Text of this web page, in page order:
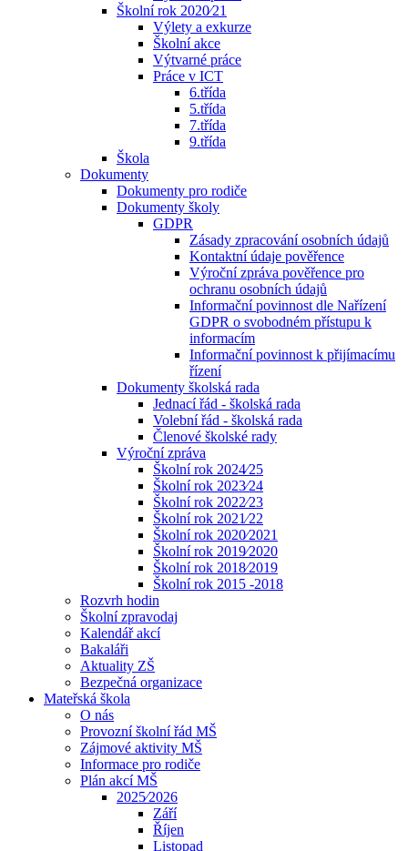
Školní rok 2020⁄21
Výlety a exkurze
Školní akce
Výtvarné práce
Práce v ICT
6.třída
5.třída
7.třída
9.třída
Škola
Dokumenty
Dokumenty pro rodiče
Dokumenty školy
GDPR
Zásady zpracování osobních údajů
Kontaktní údaje pověřence
Výroční zpráva pověřence pro
ochranu osobních údajů
Informační povinnost dle Nařízení
GDPR o svobodném přístupu k
informacím
Informační povinnost k přijímacímu
řízení
Dokumenty školská rada
Jednací řád - školská rada
Volební řád - školská rada
Členové školské rady
Výroční zpráva
Školní rok 2024⁄25
Školní rok 2023⁄24
Školní rok 2022⁄23
Školní rok 2021⁄22
Školní rok 2020⁄2021
Školní rok 2019⁄2020
Školní rok 2018⁄2019
Školní rok 2015 -2018
Rozvrh hodin
Školní zpravodaj
Kalendář akcí
Bakaláři
Aktuality ZŠ
Bezpečná organizace
Mateřská škola
O nás
Provozní školní řád MŠ
Zájmové aktivity MŠ
Informace pro rodiče
Plán akcí MŠ
2025⁄2026
Září
Říjen
Listopad